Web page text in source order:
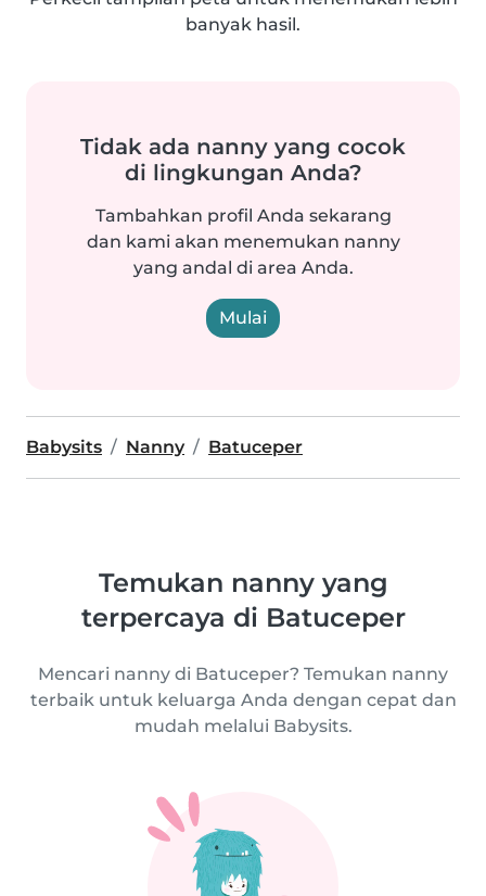
banyak hasil.
Tidak ada nanny yang cocok
di lingkungan Anda?
Tambahkan profil Anda sekarang
dan kami akan menemukan nanny
yang andal di area Anda.
Mulai
Babysits Nanny Batuceper
Temukan nanny yang
terpercaya di Batuceper
Mencari nanny di Batuceper? Temukan nanny
terbaik untuk keluarga Anda dengan cepat dan
mudah melalui Babysits.